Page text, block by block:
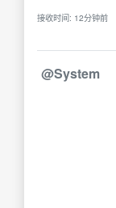
接收时间: 12分钟前
@System